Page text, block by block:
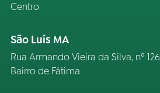
Centro
São Luís MA
Rua Armando Vieira da Silva, nº 126
Bairro de Fátima